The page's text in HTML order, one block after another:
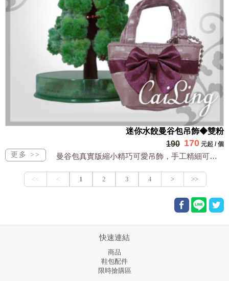
迷你水餃曼谷包吊飾◆雙粉
190 170 元起 /個
曼谷包真實版縮小精巧可愛吊飾，手工精細可裝小物全台獨家販售
快速連結
商品
鞋包配件
限時搶購區